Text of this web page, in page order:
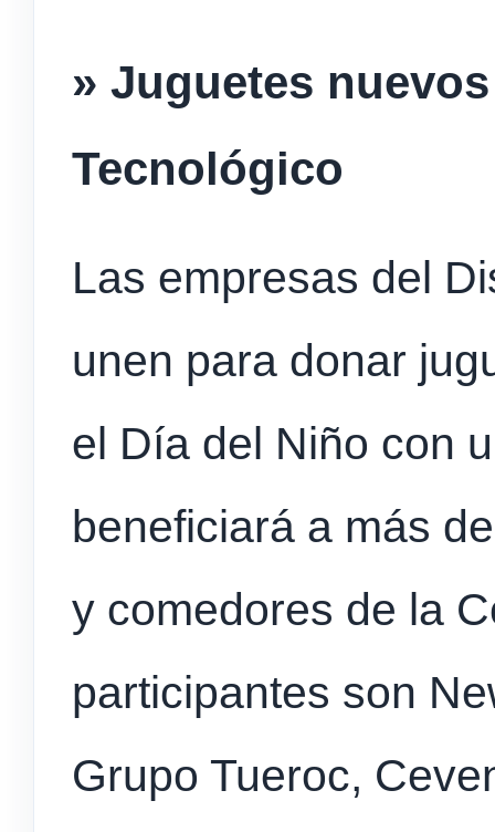
» Juguetes
Tecnológico
Las empresas del
unen para donar
el Día del Niño con
beneficiará a más
y comedores de la
participantes son
Grupo Tueroc,